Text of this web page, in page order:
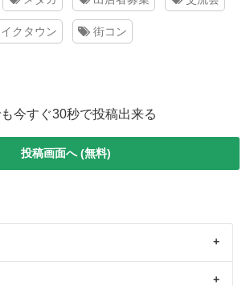
イクタウン 街コン
今すぐ30秒で投稿出来る
投稿画面へ (無料)